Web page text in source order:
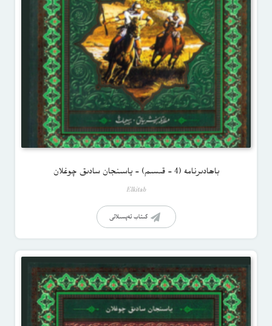
باھادىرنامە (4 – قىسىم) – ياسىنجان سادىق چوغلان
Elkitab
كىتاب تەپسىلاتى